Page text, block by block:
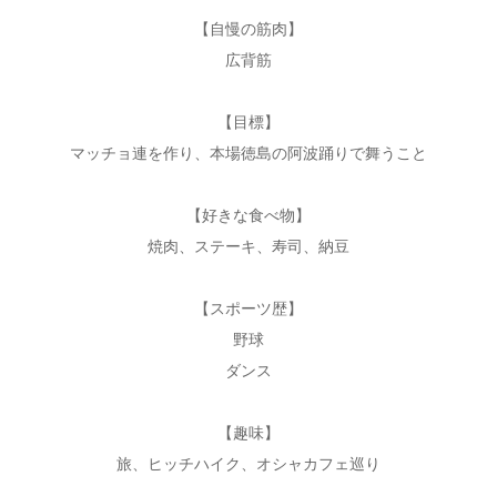
【自慢の筋肉】
広背筋
【目標】
マッチョ連を作り、本場徳島の阿波踊りで舞うこと
【好きな食べ物】
焼肉、ステーキ、寿司、納豆
【スポーツ歴】
野球
ダンス
【趣味】
旅、ヒッチハイク、オシャカフェ巡り